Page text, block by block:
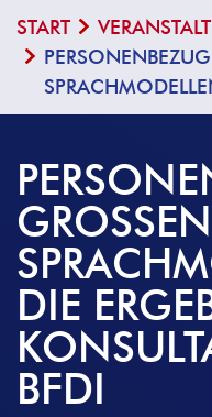
START
PERSONENBEZUG
GROSSEN S
IE
FDI